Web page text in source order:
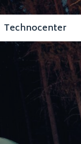
Technocenter